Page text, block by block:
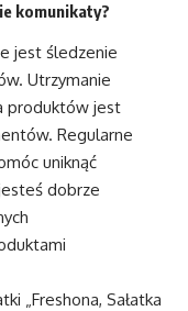
komunikaty?
jest śledzenie
Utrzymanie
produktów jest
Regularne
uniknąć
dobrze
„Freshona, Sałatka